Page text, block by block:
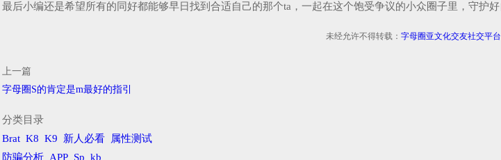
最后小编还是希望所有的同好都能够早日找到合适自己的那个ta，一起在这个饱受争议的小众圈子里，守护
未经允许不得转载： 字母圈亚文化交友社交平台
上一篇
字母圈S的肯定是m最好的指引
分类目录
Brat K8 K9 新人必看
属性测试
防骗分析 APP Sp kb